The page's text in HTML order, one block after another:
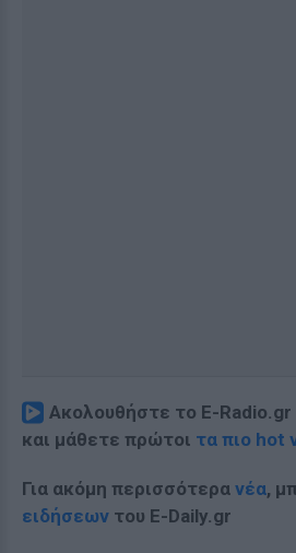
Ακολουθήστε το E-Radio.gr
και μάθετε πρώτοι τα πιο hot
Για ακόμη περισσότερα νέα,
ειδήσεων του E-Daily.gr